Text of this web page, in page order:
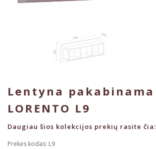
Lentyna pakabinama
LORENTO L9
Daugiau šios kolekcijos prekių rasite čia:
Prekės kodas: L9